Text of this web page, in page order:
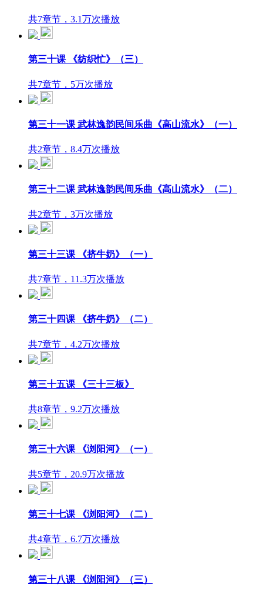
共7章节，3.1万次播放
第三十课 《纺织忙》（三）
共7章节，5万次播放
第三十一课 武林逸韵民间乐曲《高山流水》（一）
共2章节，8.4万次播放
第三十二课 武林逸韵民间乐曲《高山流水》（二）
共2章节，3万次播放
第三十三课 《挤牛奶》（一）
共7章节，11.3万次播放
第三十四课 《挤牛奶》（二）
共7章节，4.2万次播放
第三十五课 《三十三板》
共8章节，9.2万次播放
第三十六课 《浏阳河》（一）
共5章节，20.9万次播放
第三十七课 《浏阳河》（二）
共4章节，6.7万次播放
第三十八课 《浏阳河》（三）